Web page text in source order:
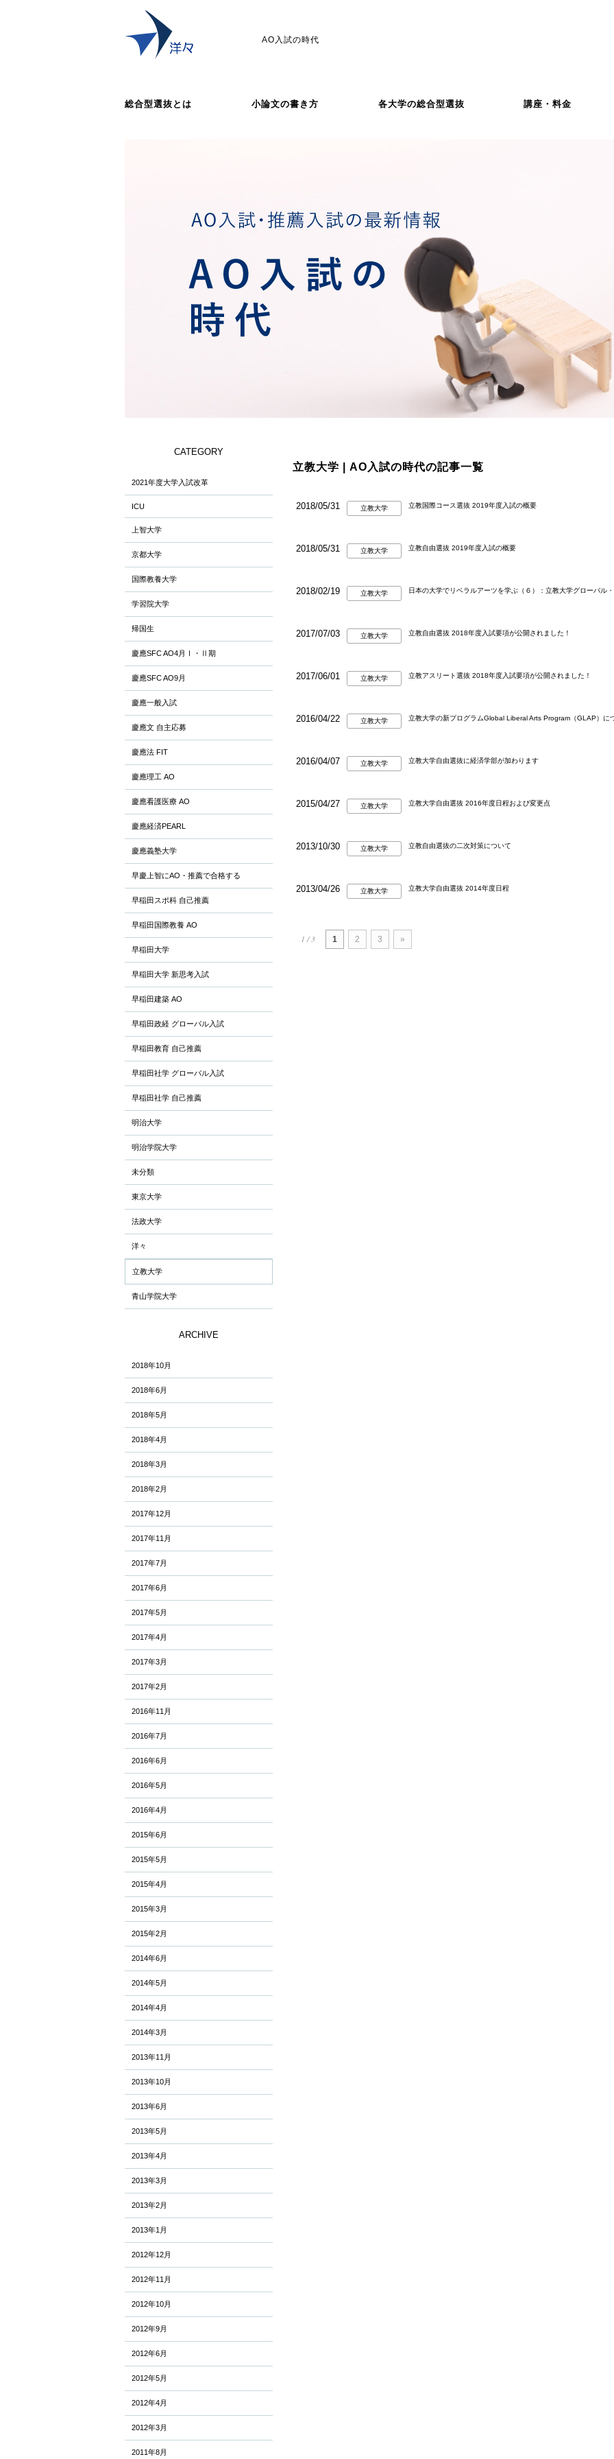
AO入試の時代
総合型選抜とは 小論文の書き方 各大学の総合型選抜 講座・料金
立教大学 | AO入試の時代の記事一覧
2018/05/31 立教大学 立教国際コース選抜 2019年度入試の概要
2018/05/31 立教大学 立教自由選抜 2019年度入試の概要
2018/02/19 立教大学 日本の大学でリベラルアーツを学ぶ（６）：立教大学グローバル
2017/07/03 立教大学 立教自由選抜 2018年度入試要項が公開されました！
2017/06/01 立教大学 立教アスリート選抜 2018年度入試要項が公開されました！
2016/04/22 立教大学 立教大学の新プログラムGlobal Liberal Arts Program（GLAP）に
2016/04/07 立教大学 立教大学自由選抜に経済学部が加わります
2015/04/27 立教大学 立教大学自由選抜 2016年度日程および変更点
2013/10/30 立教大学 立教自由選抜の二次対策について
2013/04/26 立教大学 立教大学自由選抜 2014年度日程
1 / 3 1 2 3 »
CATEGORY
2021年度大学入試改革
ICU
上智大学
京都大学
国際教養大学
学習院大学
帰国生
慶應SFC AO4月Ⅰ・Ⅱ期
慶應SFC AO9月
慶應一般入試
慶應文 自主応募
慶應法 FIT
慶應理工 AO
慶應看護医療 AO
慶應経済PEARL
慶應義塾大学
早慶上智にAO・推薦で合格する
早稲田スポ科 自己推薦
早稲田国際教養 AO
早稲田大学
早稲田大学 新思考入試
早稲田建築 AO
早稲田政経 グローバル入試
早稲田教育 自己推薦
早稲田社学 グローバル入試
早稲田社学 自己推薦
明治大学
明治学院大学
未分類
東京大学
法政大学
洋々
立教大学
青山学院大学
ARCHIVE
2018年10月
2018年6月
2018年5月
2018年4月
2018年3月
2018年2月
2017年12月
2017年11月
2017年7月
2017年6月
2017年5月
2017年4月
2017年3月
2017年2月
2016年11月
2016年7月
2016年6月
2016年5月
2016年4月
2015年6月
2015年5月
2015年4月
2015年3月
2015年2月
2014年6月
2014年5月
2014年4月
2014年3月
2013年11月
2013年10月
2013年6月
2013年5月
2013年4月
2013年3月
2013年2月
2013年1月
2012年12月
2012年11月
2012年10月
2012年9月
2012年6月
2012年5月
2012年4月
2012年3月
2011年8月